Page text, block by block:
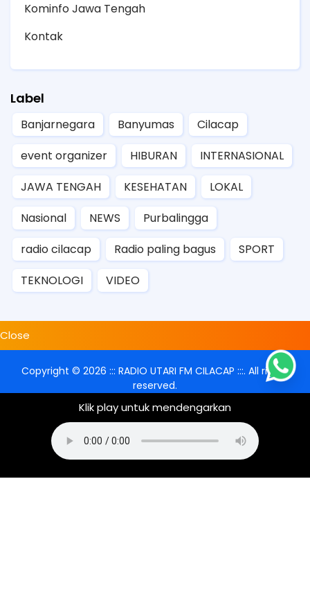
Kominfo Jawa Tengah
Kontak
Label
Banjarnegara Banyumas
Cilacap
event organizer
HIBURAN
INTERNASIONAL
JAWA TENGAH
KESEHATAN
LOKAL
Nasional
NEWS
Purbalingga
radio cilacap
Radio paling bagus
SPORT
TEKNOLOGI
VIDEO
Klik play untuk mendengarkan
Close
Copyright © 2026 ::: RADIO UTARI FM CILACAP :::. All rights
reserved.